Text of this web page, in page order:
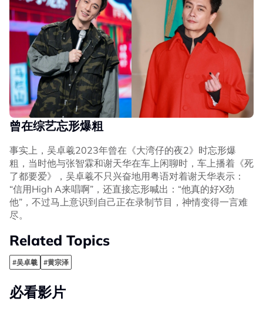
曾在综艺忘形爆粗
事实上，吴卓羲2023年曾在《大湾仔的夜2》时忘形爆
粗，当时他与张智霖和谢天华在车上闲聊时，车上播着《死
了都要爱》，吴卓羲不只兴奋地用粤语对着谢天华表示：
“信用High A来唱啊”，还直接忘形喊出：“他真的好X劲
他”，不过马上意识到自己正在录制节目，神情变得一言难
尽。
Related Topics
#吴卓羲 #黄宗泽
必看影片